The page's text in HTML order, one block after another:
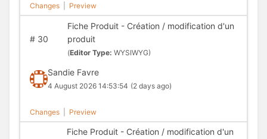
Changes Preview
#30
Fiche Produit - Création / modification d'un
produit
(Editor Type: WYSIWYG)
Sandie Favre
4 August 2026 14:53:54 (2 days ago)
Changes Preview
Fiche Produit - Création / modification d'un